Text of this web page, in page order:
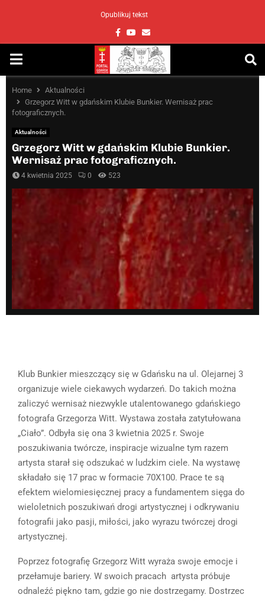
Opublikuj tekst
Facebook
Youtube
Email
PRIMARY
MENU
Home
Aktualności
Grzegorz Witt w gdańskim Klubie Bunkier. Wernisaż prac
fotograficznych.
Aktualności
Grzegorz Witt w gdańskim Klubie Bunkier.
Wernisaż prac fotograficznych.
4 kwietnia 2025 0 523
Klub Bunkier mieszczący się w Gdańsku na ul. Olejarnej 3
organizuje wiele ciekawych wydarzeń. Do takich można
zaliczyć wernisaż niezwykle utalentowanego gdańskiego
fotografa Grzegorza Witt. Wystawa została zatytułowana
„Ciało”. Odbyła się ona 3 kwietnia 2025 r. Swoje
poszukiwania twórcze, inspiracje wizualne tym razem
artysta starał się odszukać w ludzkim ciele. Na wystawę
składało się 17 prac w formacie 70X100. Prace te są
efektem wielomiesięcznej pracy a fundamentem sięga do
wieloletnich poszukiwań drogi artystycznej i odkrywaniu
fotografii jako pasji, miłości, jako wyrazu twórczej drogi
artystycznej.
Poprzez fotografię Grzegorz Witt wyraża swoje emocje i
przełamuje bariery. W swoich pracach artysta próbuje
odnaleźć piękno tam, gdzie go nie dostrzegamy. Dostrzec